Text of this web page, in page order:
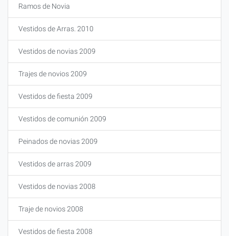
Ramos de Novia
Vestidos de Arras. 2010
Vestidos de novias 2009
Trajes de novios 2009
Vestidos de fiesta 2009
Vestidos de comunión 2009
Peinados de novias 2009
Vestidos de arras 2009
Vestidos de novias 2008
Traje de novios 2008
Vestidos de fiesta 2008